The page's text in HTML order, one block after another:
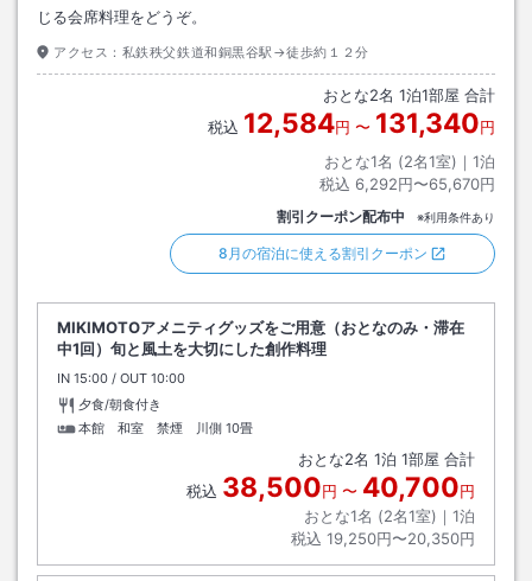
じる会席料理をどうぞ。
アクセス： 私鉄秩父鉄道和銅黒谷駅→徒歩約１２分
おとな2名 1泊1部屋 合計
税込 12,584円 〜 131,340円
おとな1名 (2名1室)｜ 1泊
税込 6,292円〜65,670円
割引クーポン配布中 ※利用条件あり
8月の宿泊に使える割引クーポン
MIKIMOTOアメニティグッズをご用意（おとなのみ・滞在
中1回）旬と風土を大切にした創作料理
IN チェックイン
15:00 / OUT チェックアウト
10:00
夕食/朝食付き
本館 和室 禁煙 川側 10畳
おとな2名 1泊 1部屋 合計
税込 38,500円 〜 40,700円
おとな1名 (2名1室)｜ 1泊
税込 19,250円〜20,350円